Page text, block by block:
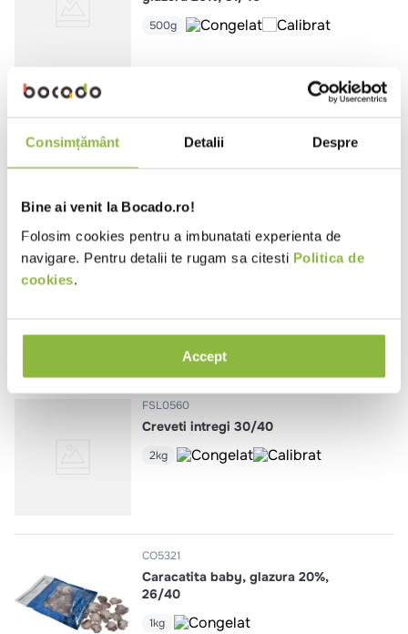
Consimțământ Detalii Despre
Bine ai venit la Bocado.ro!
Folosim cookies pentru a imbunatati experienta de
navigare. Pentru detalii te rugam sa citesti Politica de
cookies.
Accept
500g
glazura 20%, 16/20
CO1147 Azuris
FSL0560
Creveti intregi 30/40
2kg
CO5321
Caracatita baby, glazura 20%,
26/40
1kg